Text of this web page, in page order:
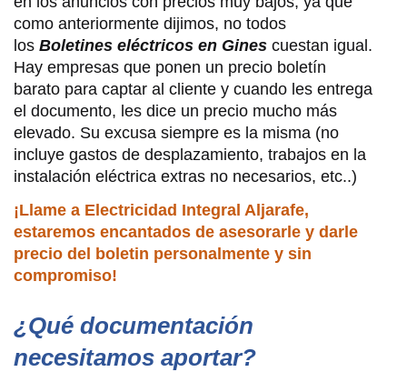
como anteriormente dijimos, no todos
los Boletines eléctricos en Gines cuestan igual.
Hay empresas que ponen un precio boletín
barato para captar al cliente y cuando les entrega
el documento, les dice un precio mucho más
elevado. Su excusa siempre es la misma (no
incluye gastos de desplazamiento, trabajos en la
instalación eléctrica extras no necesarios, etc..)
¡Llame a Electricidad Integral Aljarafe,
estaremos encantados de asesorarle y darle
precio del boletin personalmente y sin
compromiso!
¿Qué documentación
necesitamos aportar?